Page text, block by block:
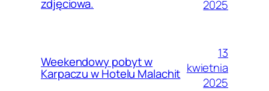
zdjęciowa.
2025
Weekendowy pobyt w
Karpaczu w Hotelu Malachit
13
kwietnia
2025